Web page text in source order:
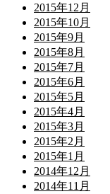
2015年12月
2015年10月
2015年9月
2015年8月
2015年7月
2015年6月
2015年5月
2015年4月
2015年3月
2015年2月
2015年1月
2014年12月
2014年11月